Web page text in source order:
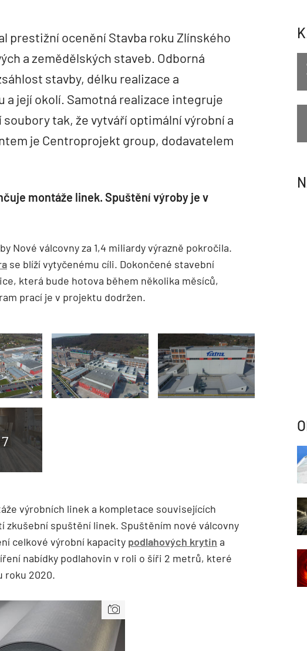
prestižní ocenění Stavba roku Zlínského
a zemědělských staveb. Odborná
stavby, délku realizace a
a její okolí. Samotná realizace integruje
tak, že vytváří optimální výrobní a
je Centroprojekt group, dodavatelem
montáže linek. Spuštění výroby je v
Nové válcovny za 1,4 miliardy výrazně pokročila.
se blíží vytyčenému cíli. Dokončené stavební
která bude hotova během několika měsíců,
prací je v projektu dodržen.
výrobních linek a kompletace souvisejících
zkušební spuštění linek. Spuštěním nové válcovny
celkové výrobní kapacity podlahových krytin a
nabídky podlahovin v roli o šíři 2 metrů, které
roku 2020.
TZB HAUSTECHNIK 02/2026